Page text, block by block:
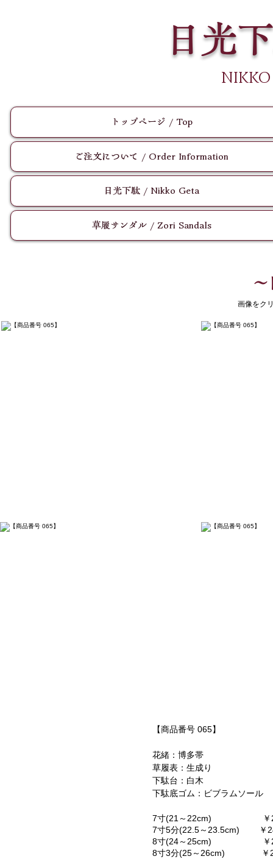
日光
トップページ / Top
ご注文について / Order Information
日光下駄 / Nikko Geta
草履サンダル / Zori Sandals
～
画像をク
【商品番号 065】
花緒：博多帯
草履表：生成り
下駄台：白木
下駄底ゴム：ビブラムソール
7寸(21～22cm) ￥
7寸5分(22.5～23.5cm) ￥
8寸(24～25cm) ￥
8寸3分(25～26cm) ￥